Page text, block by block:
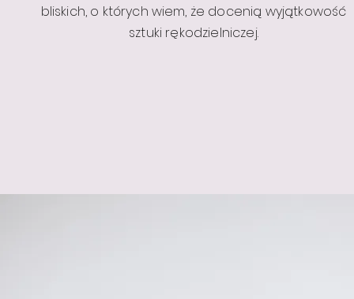
bliskich, o których wiem, że docenią wyjątkowość
sztuki rękodzielniczej.